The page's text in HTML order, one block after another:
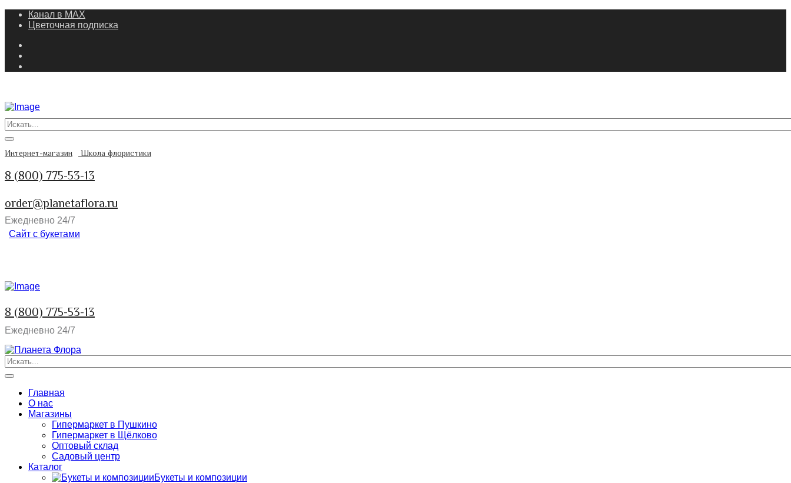
Канал в MAX
Цветочная подписка
Интернет-магазин Школа флористики
8 (800) 775-53-13
order@planetaflora.ru
Ежедневно 24/7
Сайт с букетами
8 (800) 775-53-13
Ежедневно 24/7
Главная
О нас
Магазины
Гипермаркет в Пушкино
Гипермаркет в Щёлково
Оптовый склад
Садовый центр
Каталог
Букеты и композиции